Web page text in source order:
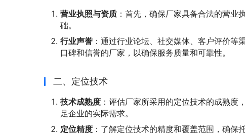
营业执照与资质 ：首先，确保厂家具备合法的营
础。
行业声誉 ：通过行业论坛、社交媒体、客户评价
口碑和信誉的厂家，以确保服务质量和可靠性。
二、定位技术
技术成熟度 ：评估厂家所采用的定位技术的成熟
足企业的实际需求。
定位精度 ：了解定位技术的精度和覆盖范围，确保